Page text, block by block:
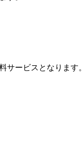
サービスとなります。